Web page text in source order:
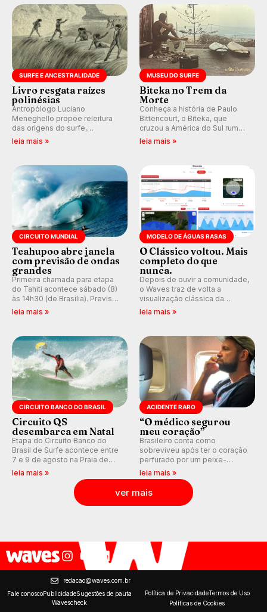
km/h em Itanhaém.
SURFE E ANCESTRALIDADE
Livro resgata raízes
polinésias
Antropólogo Luciano
Meneghello propõe releitura
das origens do surfe,
resgatando a cultura polinésia
prática em esporte e indústria.
leia mais »
MUSEU DO SURFE
Biteka no Trem da
Morte
Conheça a história de Paulo
Bittencourt, o Biteka, que
cruzou a América do Sul rumo
ao Pacífico em uma jornada
leia mais »
CIRCUITO MUNDIAL
Teahupoo abre janela
com previsão de ondas
grandes
Primeira chamada para etapa
do Tahiti acontece sábado (8)
às 14h30 (de Brasília). Previsão
indica swell consistente.
Kelly Slater convidado.
leia mais »
MODELO DE ÁGUAS RASAS
O Clássico voltou. Mais
completo do que
nunca.
Depois de ouvir a comunidade,
o Waves traz de volta a
visualização clássica da
previsão de águas rasas,
ondas para até 16 dias.
leia mais »
CIRCUITO BANCO DO BRASIL
Circuito QS
desembarca em Natal
Etapa do Circuito Banco do
Brasil de Surfe acontece entre
7 e 9 de agosto na Praia de
Miami (RN), em disputas
válidas pelo Qualifying Series
(QS) 4.000 e pela corrida por
vagas no Challenger Series.
leia mais »
ACIDENTE RARO
“O médico segurou
meu coração”
Brasileiro conta como
sobreviveu após ter o coração
perfurado por um peixe-
agulha enquanto surfava na
Costa Rica.
leia mais »
ver mais
redacao@waves.com.br
Fale conoscoPublicidadeSugestões de pauta
Wavescheck
Política de PrivacidadeTermos de Uso
Políticas de Cookies